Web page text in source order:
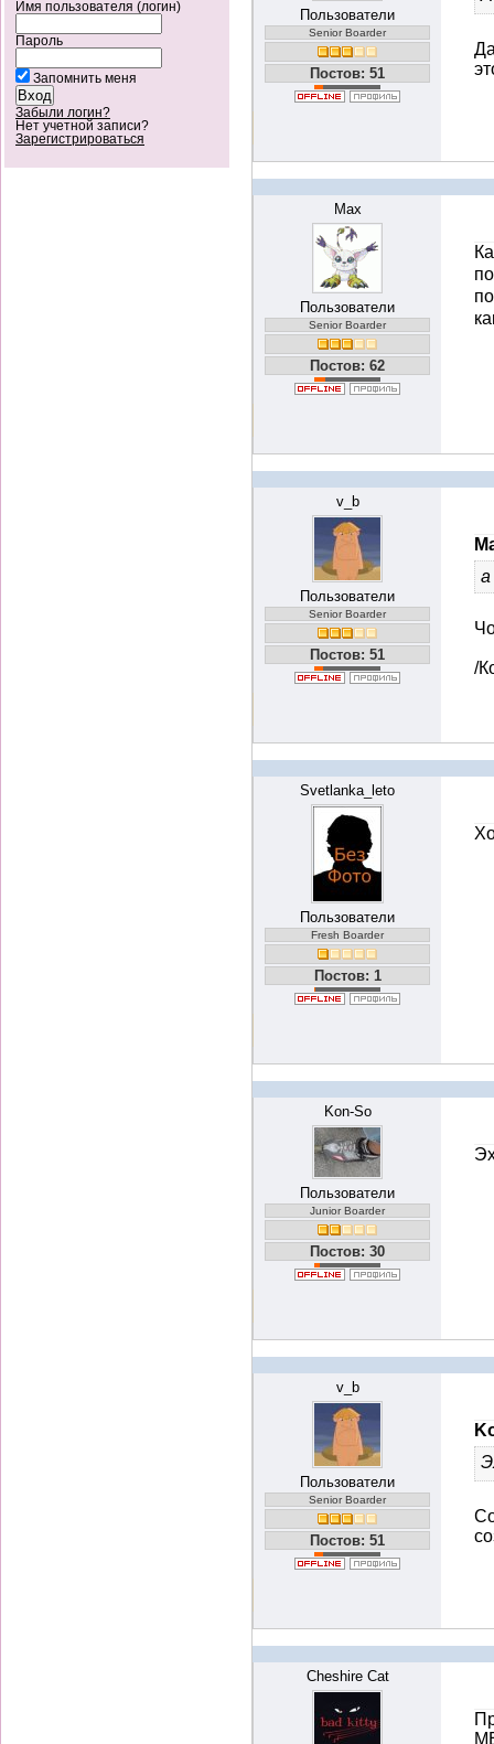
Имя пользователя (логин)
Пароль
Запомнить меня
Забыли логин?
Нет учетной записи?
Зарегистрироваться
Пользователи
Senior Boarder
Постов: 51
Max
Пользователи
Senior Boarder
Постов: 62
v_b
Пользователи
Senior Boarder
Постов: 51
а
/
Svetlanka_leto
Пользователи
Fresh Boarder
Постов: 1
Kon-So
Пользователи
Junior Boarder
Постов: 30
v_b
Пользователи
Senior Boarder
Постов: 51
Cheshire Cat